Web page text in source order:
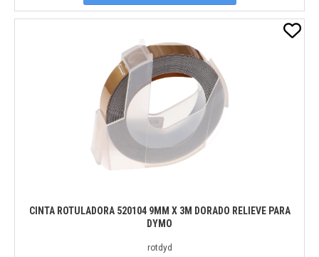
CINTA ROTULADORA 520104 9MM X 3M DORADO RELIEVE PARA
DYMO
rotdyd